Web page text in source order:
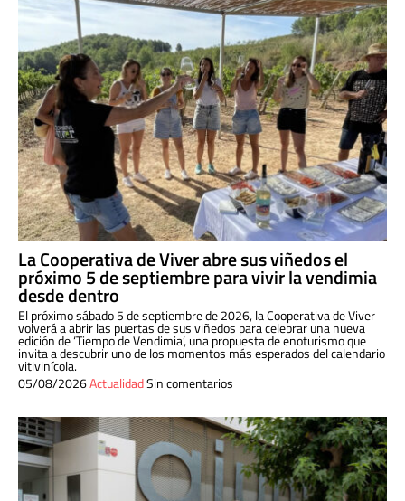
La Cooperativa de Viver abre sus viñedos el
próximo 5 de septiembre para vivir la vendimia
desde dentro
El próximo sábado 5 de septiembre de 2026, la Cooperativa de Viver
volverá a abrir las puertas de sus viñedos para celebrar una nueva
edición de ‘Tiempo de Vendimia’, una propuesta de enoturismo que
invita a descubrir uno de los momentos más esperados del calendario
vitivinícola.
05/08/2026ActualidadSin comentarios